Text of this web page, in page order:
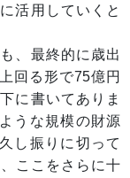
活用していくと
、最終的に歳出
回る形で75億円
に書いてありま
うな規模の財源
し振りに切って
ここをさらに十